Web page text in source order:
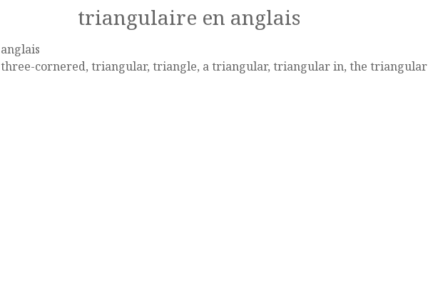
triangulaire en anglais
anglais
three-cornered, triangular, triangle, a triangular, triangular in, the triangular